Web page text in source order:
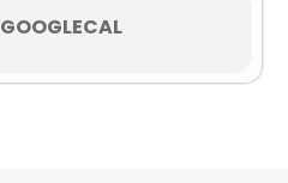
GOOGLECAL